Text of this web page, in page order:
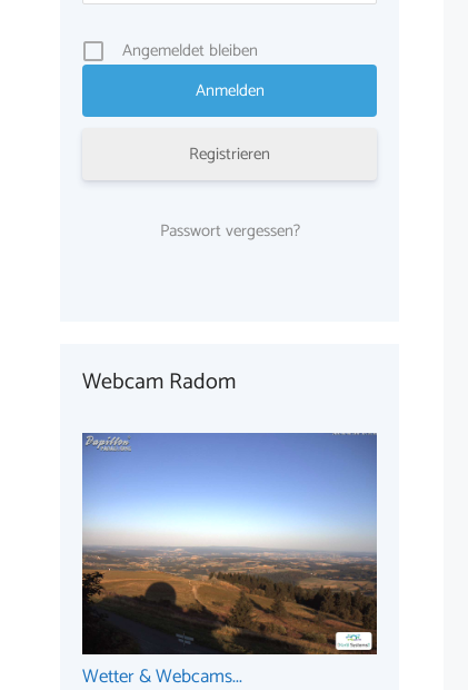
Angemeldet bleiben
Registrieren
Passwort vergessen?
Webcam Radom
Wetter & Webcams...